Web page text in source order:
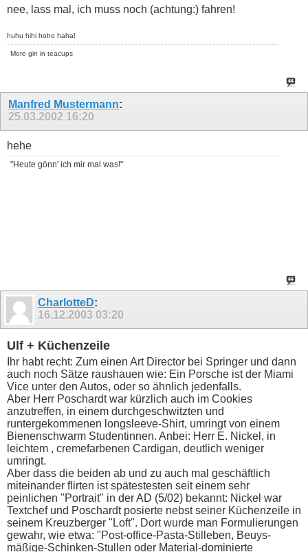
nee, lass mal, ich muss noch (achtung:) fahren!
huhu hihi hoho haha!
More gin in teacups
Manfred Mustermann:
25.03.2002 16:20
hehe
"Heute gönn' ich mir mal was!"
CharlotteD:
16.12.2003 03:20
Ulf + Küchenzeile
Ihr habt recht: Zum einen Art Director bei Springer und dann
auch noch Sätze raushauen wie: Ein Porsche ist der Miami
Vice unter den Autos, oder so ähnlich jedenfalls.
Aber Herr Poschardt war kürzlich auch im Cookies
anzutreffen, in einem durchgeschwitzten und
runtergekommenen longsleeve-Shirt, umringt von einem
Bienenschwarm Studentinnen. Anbei: Herr E. Nickel, in
leichtem , cremefarbenen Cardigan, deutlich weniger
umringt.
Aber dass die beiden ab und zu auch mal geschäftlich
miteinander flirten ist spätestesten seit einem sehr
peinlichen "Portrait" in der AD (5/02) bekannt: Nickel war
Textchef und Poschardt posierte nebst seiner Küchenzeile in
seinem Kreuzberger "Loft". Dort wurde man Formulierungen
gewahr, wie etwa: "Post-office-Pasta-Stilleben, Beuys-
mäßige-Schinken-Stullen oder Material-dominierte